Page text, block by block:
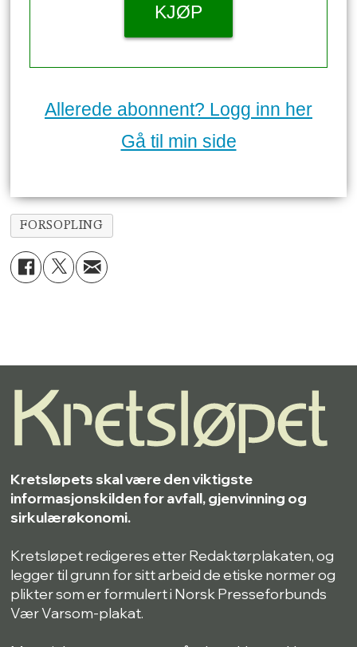
KJØP
Allerede abonnent? Logg inn her
Gå til min side
FORSOPLING
Kretsløpets skal være den viktigste
informasjonskilden for avfall, gjenvinning og
sirkulærøkonomi.
Kretsløpet redigeres etter Redaktørplakaten, og
legger til grunn for sitt arbeid de etiske normer og
plikter som er formulert i Norsk Presseforbunds
Vær Varsom-plakat.